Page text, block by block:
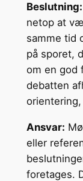
Beslutning:
netop at
samme tid
på sporet,
om en god
debatten
Ansvar:
eller
foretages.